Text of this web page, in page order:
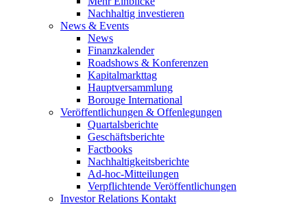
Nachhaltig investieren
News & Events
News
Finanzkalender
Roadshows & Konferenzen
Kapitalmarkttag
Hauptversammlung
Borouge International
Veröffentlichungen & Offenlegungen
Quartalsberichte
Geschäftsberichte
Factbooks
Nachhaltigkeitsberichte
Ad-hoc-Mitteilungen
Verpflichtende Veröffentlichungen
Investor Relations Kontakt